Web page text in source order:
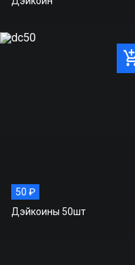
50 ₽
Дэйкоины 50шт